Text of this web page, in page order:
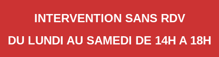
INTERVENTION SANS RDV
DU LUNDI AU SAMEDI DE 14H A 18H